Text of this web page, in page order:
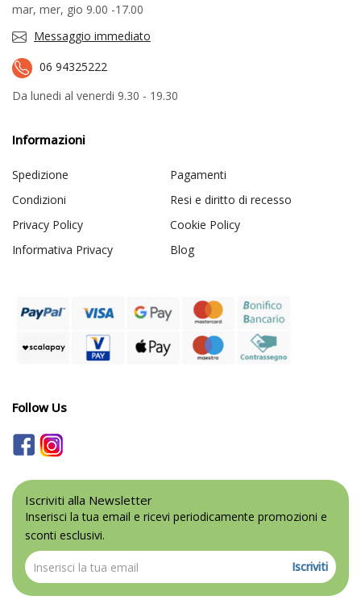
mar, mer, gio 9.00 -17.00
Messaggio immediato
06 94325222
Da lunedi al venerdi 9.30 - 19.30
Informazioni
Spedizione
Pagamenti
Condizioni
Resi e diritto di recesso
Privacy Policy
Cookie Policy
Informativa Privacy
Blog
Follow Us
Iscriviti alla Newsletter
Inserisci la tua email e ricevi periodicamente promozioni e
sconti esclusivi.
Iscriviti